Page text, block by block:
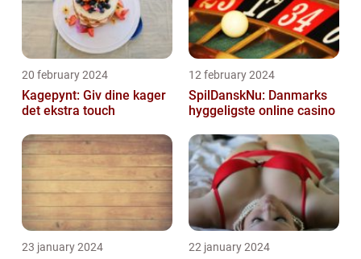
20 february 2024
Kagepynt: Giv dine kager
det ekstra touch
12 february 2024
SpilDanskNu: Danmarks
hyggeligste online casino
23 january 2024 22 january 2024